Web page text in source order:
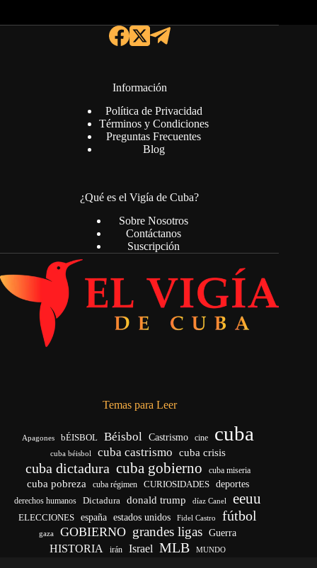
Información
Política de Privacidad
Términos y Condiciones
Preguntas Frecuentes
Blog
¿Qué es el Vigía de Cuba?
Sobre Nosotros
Contáctanos
Suscripción
Temas para Leer
Apagones bÉISBOL Béisbol Castrismo cine cuba
cuba béisbol cuba castrismo cuba crisis
cuba dictadura cuba gobierno cuba miseria
cuba pobreza cuba régimen CURIOSIDADES deportes
derechos humanos Dictadura donald trump díaz Canel eeuu
ELECCIONES españa estados unidos Fidel Castro fútbol
gaza GOBIERNO grandes ligas Guerra
HISTORIA irán Israel MLB MUNDO